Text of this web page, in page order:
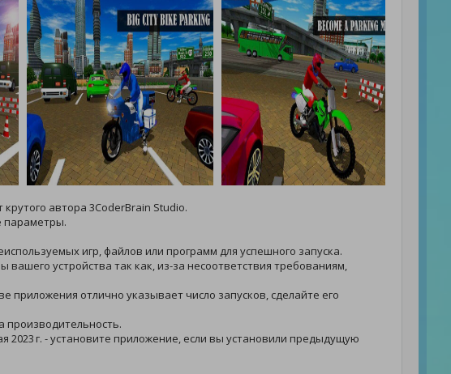
крутого автора 3CoderBrain Studio.
параметры.
игр, файлов или программ для успешного запуска.
устройства так как, из-за несоответствия требованиям,
приложения отлично указывает число запусков, сделайте его
производительность.
2023 г. - установите приложение, если вы установили предыдущую